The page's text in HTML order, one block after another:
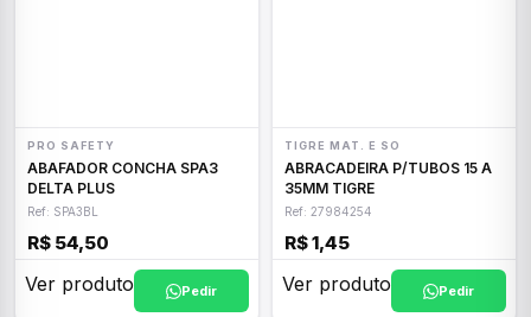
PRO SAFETY
ABAFADOR CONCHA SPA3
DELTA PLUS
Ref: SPA3BL
R$ 54,50
Ver produto Pedir
TIGRE MAT. E SO
ABRACADEIRA P/TUBOS 15 A
35MM TIGRE
Ref: 27984254
R$ 1,45
Ver produto Pedir